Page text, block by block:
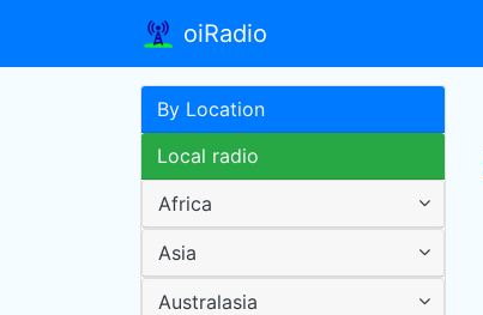
oiRadio
By Location
Local radio
Africa
Asia
Australasia